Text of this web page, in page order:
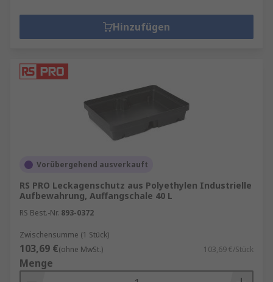
Hinzufügen
Vorübergehend ausverkauft
RS PRO Leckagenschutz aus Polyethylen Industrielle
Aufbewahrung, Auffangschale 40 L
RS Best.-Nr. 893-0372
Zwischensumme (1 Stück)
103,69 €(ohne MwSt.) 103,69 €/Stück
Menge